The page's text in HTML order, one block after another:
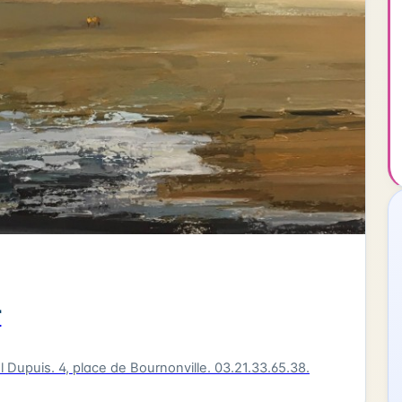
4, place de Bournonville. 03.21.33.65.38.